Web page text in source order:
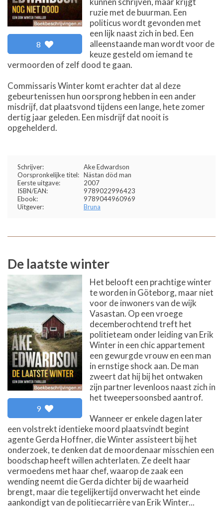
8
ruzie met de buurman. Een
politicus wordt gevonden met
een lijk naast zich in bed. Een
alleenstaande man wordt voor de
keuze gesteld om iemand te
vermoorden of zelf dood te gaan.
Commissaris Winter komt erachter dat al deze
gebeurtenissen hun oorsprong hebben in een ander
misdrijf, dat plaatsvond tijdens een lange, hete zomer
dertig jaar geleden. Een misdrijf dat nooit is
opgehelderd.
Schrijver:
Ake Edwardson
Oorspronkelijke titel: Nästan död man
Eerste uitgave:
2007
ISBN/EAN:
9789022996423
Ebook:
9789044960969
Uitgever:
Bruna
De laatste winter
9
Het belooft een prachtige winter
te worden in Göteborg, maar niet
voor de inwoners van de wijk
Vasastan. Op een vroege
decemberochtend treft het
politieteam onder leiding van Erik
Winter in een chic appartement
een gewurgde vrouw en een man
in ernstige shock aan. De man
zweert dat hij bij het ontwaken
zijn partner levenloos naast zich in
het tweepersoonsbed aantrof.
Wanneer er enkele dagen later
een volstrekt identieke moord plaatsvindt begint
agente Gerda Hoffner, die Winter assisteert bij het
onderzoek, te denken dat de moordenaar misschien een
boodschap heeft willen achterlaten. Ze deelt haar
vermoedens met haar chef, waarop de zaak een
wending neemt die Gerda dichter bij de waarheid
brengt, maar die tegelijkertijd onverwacht het einde
aankondigt van de politiecarrière van Erik Winter...